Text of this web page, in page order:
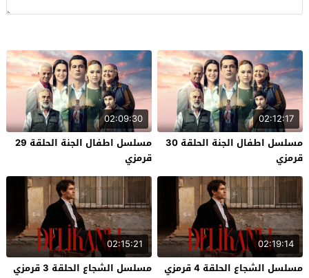
02:12:17
مسلسل اطفال الجنة الحلقة 30
قرمزي
02:09:30
مسلسل اطفال الجنة الحلقة 29
قرمزي
02:19:14
مسلسل الشجاع الحلقة 4 قرمزي
02:15:21
مسلسل الشجاع الحلقة 3 قرمزي